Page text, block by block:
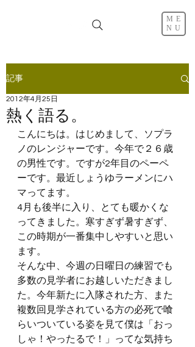
ME
NU
記事
熱く語る。
2012年4月25日
こんにちは。はじめまして、ソプラ
ノのレンジャーです。今年で２６歳
の男性です。ですが2年目のペーペ
ーです。最近しょうゆラーメンにハ
マってます。
4月も後半に入り、とても暖かくな
ってきました。寒すぎず暑すぎず、
この時期が一番集中しやすいと思い
ます。
そんな中、今週の日曜日の練習でも
多数の見学者にお越しいただきまし
た。今年新たに入隊された方、また
複数回見学されている方の必死で喰
らいついている姿を見て僕は「おっ
しゃ！やったるで！」ってな気持ち